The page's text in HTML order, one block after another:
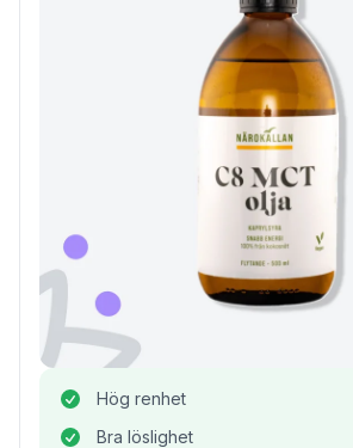
Hög renhet
Bra löslighet